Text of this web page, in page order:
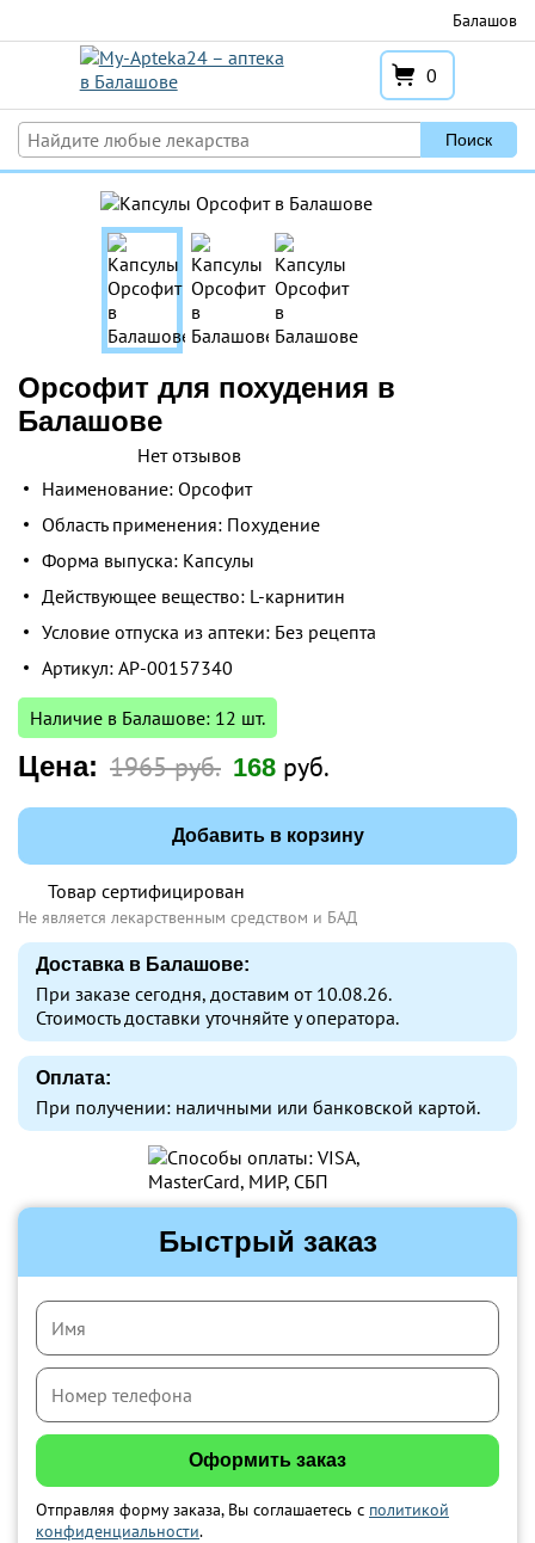
к
содержимому
Балашов
0
Поиск
Орсофит для похудения в
Балашове
Нет отзывов
Наименование: Орсофит
Область применения: Похудение
Форма выпуска: Капсулы
Действующее вещество: L-карнитин
Условие отпуска из аптеки: Без рецепта
Артикул: AP-00157340
Наличие в Балашове: 12 шт.
Цена: 1965 руб. 168 руб.
Товар сертифицирован
Не является лекарственным средством и БАД
Доставка в Балашове:
При заказе сегодня, доставим от 10.08.26.
Стоимость доставки уточняйте у оператора.
Оплата:
При получении: наличными или банковской картой.
Добавить в корзину
Быстрый заказ
Отправляя форму заказа, Вы соглашаетесь с политикой
конфиденциальности.